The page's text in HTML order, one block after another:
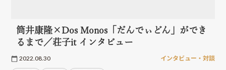
筒井康隆×Dos Monos「だんでぃどん」ができ
るまで／荘子it インタビュー
2022.08.30 インタビュー・対談